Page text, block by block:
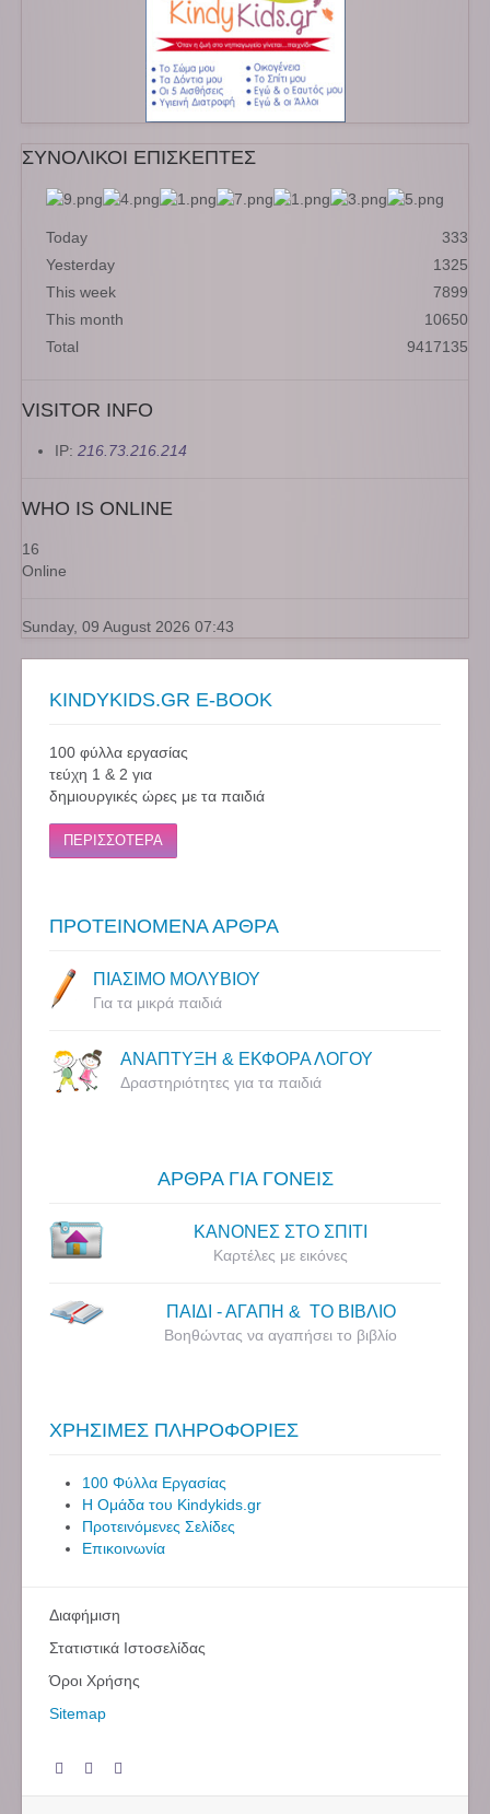
ΣΥΝΟΛΙΚΟΙ ΕΠΙΣΚΕΠΤΕΣ
Today
333
Yesterday
1325
This week
7899
This month
10650
Total
9417135
VISITOR INFO
IP: 216.73.216.214
WHO IS ONLINE
16
Online
Sunday, 09 August 2026 07:43
KINDYKIDS.GR E-BOOK
100 φύλλα εργασίας
τεύχη 1 & 2 για
δημιουργικές ώρες με τα παιδιά
ΠΕΡΙΣΣΟΤΕΡΑ
ΠΡΟΤΕΙΝΟΜΕΝΑ ΑΡΘΡΑ
ΠΙΑΣΙΜΟ ΜΟΛΥΒΙΟΥ
Για τα μικρά παιδιά
ΑΝΑΠΤΥΞΗ & ΕΚΦΟΡΑ ΛΟΓΟΥ
Δραστηριότητες για τα παιδιά
ΑΡΘΡΑ ΓΙΑ ΓΟΝΕΙΣ
ΚΑΝΟΝΕΣ ΣΤΟ ΣΠΙΤΙ
Καρτέλες με εικόνες
ΠΑΙΔΙ - ΑΓΑΠΗ & ΤΟ ΒΙΒΛΙΟ
Βοηθώντας να αγαπήσει το βιβλίο
ΧΡΗΣΙΜΕΣ ΠΛΗΡΟΦΟΡΙΕΣ
100 Φύλλα Εργασίας
Η Ομάδα του Kindykids.gr
Προτεινόμενες Σελίδες
Επικοινωνία
Διαφήμιση
Στατιστικά Ιστοσελίδας
Όροι Χρήσης
Sitemap